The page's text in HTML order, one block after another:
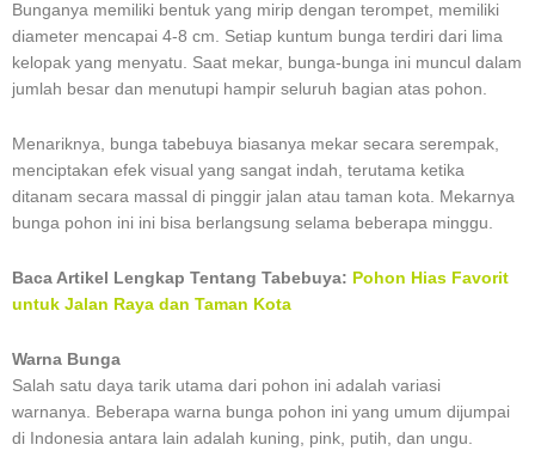
Bunganya memiliki bentuk yang mirip dengan terompet, memiliki
diameter mencapai 4-8 cm. Setiap kuntum bunga terdiri dari lima
kelopak yang menyatu. Saat mekar, bunga-bunga ini muncul dalam
jumlah besar dan menutupi hampir seluruh bagian atas pohon.
Menariknya, bunga tabebuya biasanya mekar secara serempak,
menciptakan efek visual yang sangat indah, terutama ketika
ditanam secara massal di pinggir jalan atau taman kota. Mekarnya
bunga pohon ini ini bisa berlangsung selama beberapa minggu.
Baca Artikel Lengkap Tentang Tabebuya: Pohon Hias Favorit
untuk Jalan Raya dan Taman Kota
Warna Bunga
Salah satu daya tarik utama dari pohon ini adalah variasi
warnanya. Beberapa warna bunga pohon ini yang umum dijumpai
di Indonesia antara lain adalah kuning, pink, putih, dan ungu.